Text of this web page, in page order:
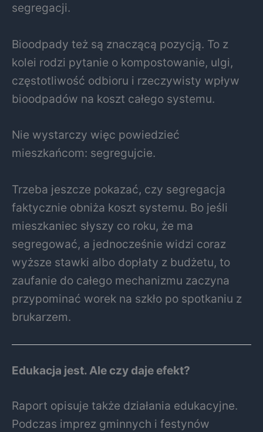
segregacji.
Bioodpady też są znaczącą pozycją. To z
kolei rodzi pytanie o kompostowanie, ulgi,
częstotliwość odbioru i rzeczywisty wpływ
bioodpadów na koszt całego systemu.
Nie wystarczy więc powiedzieć
mieszkańcom: segregujcie.
Trzeba jeszcze pokazać, czy segregacja
faktycznie obniża koszt systemu. Bo jeśli
mieszkaniec słyszy co roku, że ma
segregować, a jednocześnie widzi coraz
wyższe stawki albo dopłaty z budżetu, to
zaufanie do całego mechanizmu zaczyna
przypominać worek na szkło po spotkaniu z
brukarzem.
Edukacja jest. Ale czy daje efekt?
Raport opisuje także działania edukacyjne.
Podczas imprez gminnych i festynów